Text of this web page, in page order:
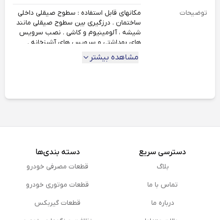
توضیحات
مکانهای قابل استفاده : سطوح صیقلی داخلی
ساختمان . درزگیری بین سطوح صیقلی مانند
شیشه ، آلومینیوم و کاشی . نصب سرویس
های بهداشتی و سرویس های آشپزخانه .
پانلهای فشرده دو جداره . خصوصیات :
دسته بندی
چسب سیلیکون
مشاهده بیشتر
دسترسی سریع
بلاگ
تماس با ما
درباره ما
دسته بندی‌ها
قطعات مصرفی خودرو
قطعات موتوری خودرو
قطعات گیربکس